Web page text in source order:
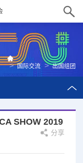
> 国际交流 > 出国组团
SHOW 2019
分享